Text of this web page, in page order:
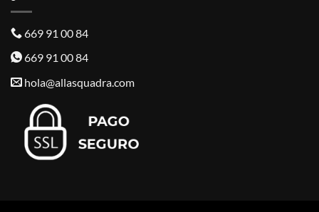
669 91 00 84
669 91 00 84
hola@allasquadra.com